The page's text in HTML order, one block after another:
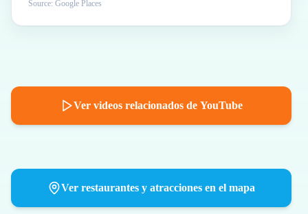
Source: Google Places
Ver videos relacionados de YouTube
Ver restaurantes y atracciones en el mapa